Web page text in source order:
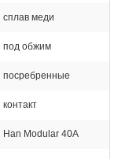
сплав меди
под обжим
посребренные
контакт
Han Modular 40A